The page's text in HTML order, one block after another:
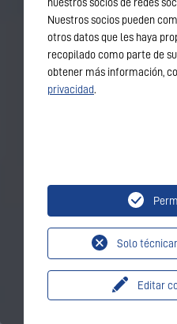
Nuestros socios pueden
otros datos que les haya
recopilado como parte de
obtener más información,
privacidad.
Editar
Solo